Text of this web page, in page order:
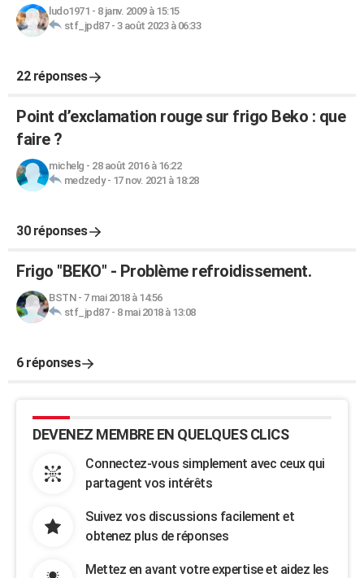
ludo1971 - 8 janv. 2009 à 15:15
stf_jpd87- 3 août 2023 à 06:33
22 réponses
Point d’exclamation rouge sur frigo Beko : que
faire ?
michelg - 28 août 2016 à 16:22
medzedy- 17 nov. 2021 à 18:28
30 réponses
Frigo "BEKO" - Problème refroidissement.
BSTN- 7 mai 2018 à 14:56
stf_jpd87- 8 mai 2018 à 13:08
6 réponses
DEVENEZ MEMBRE EN QUELQUES CLICS
Connectez-vous simplement avec ceux qui
partagent vos intérêts
Suivez vos discussions facilement et
obtenez plus de réponses
Mettez en avant votre expertise et aidez les